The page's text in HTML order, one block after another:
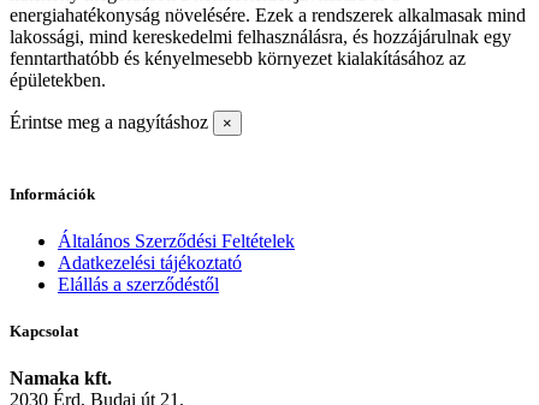
energiahatékonyság növelésére. Ezek a rendszerek alkalmasak mind
lakossági, mind kereskedelmi felhasználásra, és hozzájárulnak egy
fenntarthatóbb és kényelmesebb környezet kialakításához az
épületekben.
Érintse meg a nagyításhoz ×
Információk
Általános Szerződési Feltételek
Adatkezelési tájékoztató
Elállás a szerződéstől
Kapcsolat
Namaka kft.
2030 Érd, Budai út 21.